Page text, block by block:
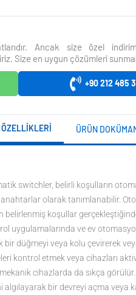
Ancak size özel
Size en uygun çözümleri
+90 212 485
ÜRÜN
switchler, belirli koşulların
olarak tanımlanabilir.
belirlenmiş koşullar
uygulamalarında ve ev
bir düğmeyi veya kolu çevirerek
kontrol etmek veya cihazları
cihazlarda da sıkça
algılayarak bir devreyi açma